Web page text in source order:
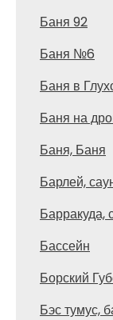
Баня 92
Баня №6
Баня в
Баня на
Баня, Баня
Барлей,
Барракуда,
Бассейн
Борский
Бэс тумус,